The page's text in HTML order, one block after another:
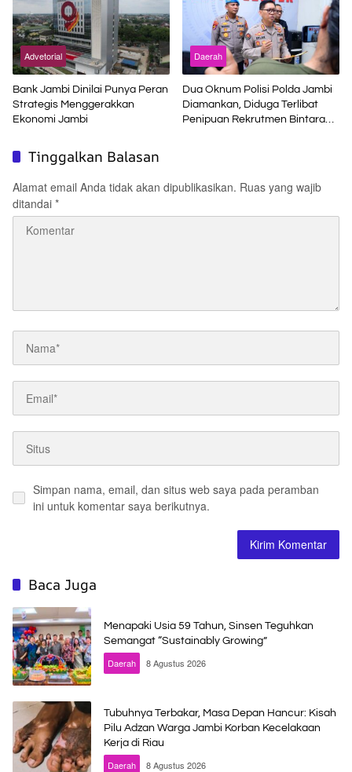
Advetorial
Bank Jambi Dinilai Punya Peran
Strategis Menggerakkan
Ekonomi Jambi
Daerah
Dua Oknum Polisi Polda Jambi
Diamankan, Diduga Terlibat
Penipuan Rekrutmen Bintara
Tinggalkan Balasan
Alamat email Anda tidak akan dipublikasikan. Ruas yang wajib
ditandai *
Simpan nama, email, dan situs web saya pada peramban
ini untuk komentar saya berikutnya.
Baca Juga
Menapaki Usia 59 Tahun, Sinsen Teguhkan
Semangat “Sustainably Growing”
Daerah 8 Agustus 2026
Tubuhnya Terbakar, Masa Depan Hancur: Kisah
Pilu Adzan Warga Jambi Korban Kecelakaan
Kerja di Riau
Daerah 8 Agustus 2026